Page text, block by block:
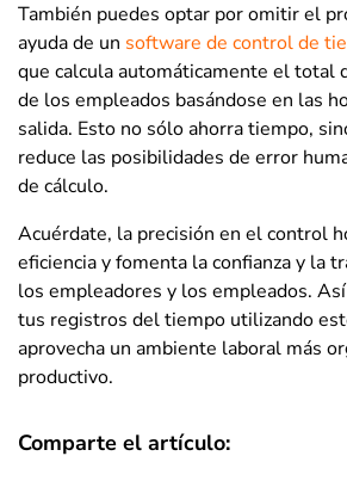
También puedes optar por omitir el
ayuda de un software de control de
que calcula automáticamente el total
de los empleados basándose en las
salida. Esto no sólo ahorra tiempo,
reduce las posibilidades de error
de cálculo.
Acuérdate, la precisión en elcontrol
eficiencia y fomenta la confianza y la
los empleadores y los empleados.
tus registros del tiempo utilizando
aprovecha un ambiente laboral más
productivo.
Comparte el artículo: